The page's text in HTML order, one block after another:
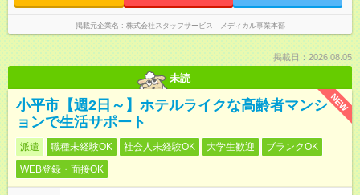
掲載元企業名 株式会社スタッフサービス メディカル事業本部
掲載日：2026.08.05
未読
NEW
小平市【週2日～】ホテルライクな高齢者マンシ
ョンで生活サポート
派遣 職種未経験OK 社会人未経験OK 大学生歓迎
ブランクOK
WEB登録・面接OK